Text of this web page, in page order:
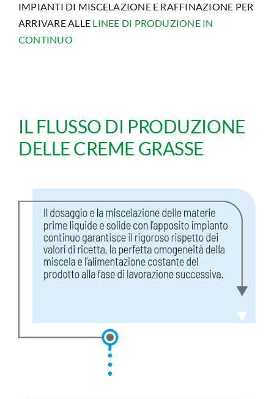
IMPIANTI DI MISCELAZIONE E RAFFINAZIONE PER
ARRIVARE ALLE LINEE DI PRODUZIONE IN
CONTINUO
IL FLUSSO DI PRODUZIONE
DELLE CREME GRASSE